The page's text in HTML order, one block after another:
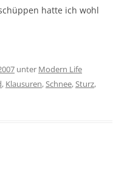
hatte ich wohl
unter Modern Life
, Klausuren,Schnee,Sturz,